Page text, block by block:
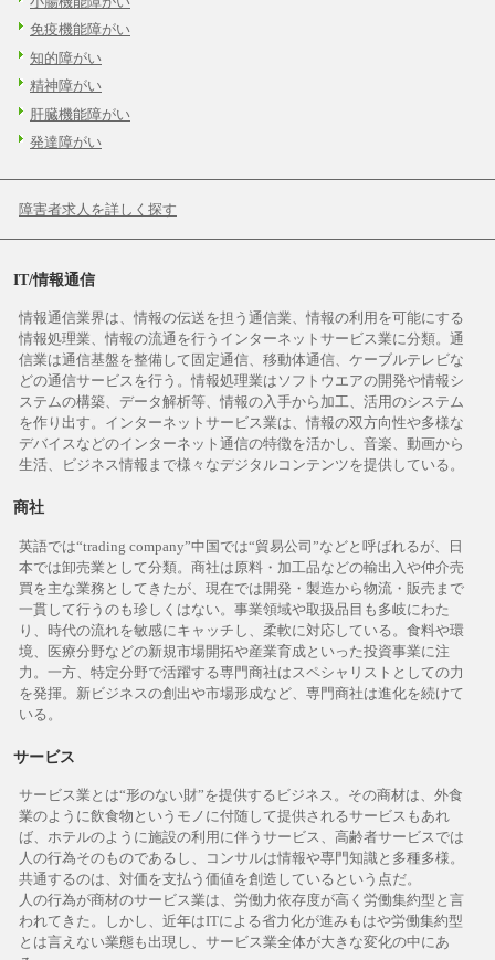
免疫機能障がい
知的障がい
精神障がい
肝臓機能障がい
発達障がい
障害者求人を詳しく探す
IT/情報通信
情報通信業界は、情報の伝送を担う通信業、情報の利用を可能にする
情報処理業、情報の流通を行うインターネットサービス業に分類。通
信業は通信基盤を整備して固定通信、移動体通信、ケーブルテレビな
どの通信サービスを行う。情報処理業はソフトウエアの開発や情報シ
ステムの構築、データ解析等、情報の入手から加工、活用のシステム
を作り出す。インターネットサービス業は、情報の双方向性や多様な
デバイスなどのインターネット通信の特徴を活かし、音楽、動画から
生活、ビジネス情報まで様々なデジタルコンテンツを提供している。
商社
英語では“trading company”中国では“貿易公司”などと呼ばれるが、日
本では卸売業として分類。商社は原料・加工品などの輸出入や仲介売
買を主な業務としてきたが、現在では開発・製造から物流・販売まで
一貫して行うのも珍しくはない。事業領域や取扱品目も多岐にわた
り、時代の流れを敏感にキャッチし、柔軟に対応している。食料や環
境、医療分野などの新規市場開拓や産業育成といった投資事業に注
力。一方、特定分野で活躍する専門商社はスペシャリストとしての力
を発揮。新ビジネスの創出や市場形成など、専門商社は進化を続けて
いる。
サービス
サービス業とは“形のない財”を提供するビジネス。その商材は、外食
業のように飲食物というモノに付随して提供されるサービスもあれ
ば、ホテルのように施設の利用に伴うサービス、高齢者サービスでは
人の行為そのものであるし、コンサルは情報や専門知識と多種多様。
共通するのは、対価を支払う価値を創造しているという点だ。
人の行為が商材のサービス業は、労働力依存度が高く労働集約型と言
われてきた。しかし、近年はITによる省力化が進みもはや労働集約型
とは言えない業態も出現し、サービス業全体が大きな変化の中にあ